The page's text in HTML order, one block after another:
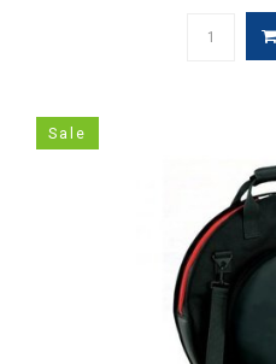
Sale